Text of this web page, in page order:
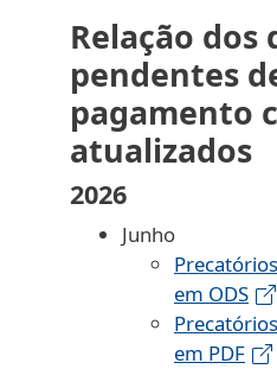
Relação dos
pendentes
pagamento
atualizados
2026
Junho
em ODS
em PDF